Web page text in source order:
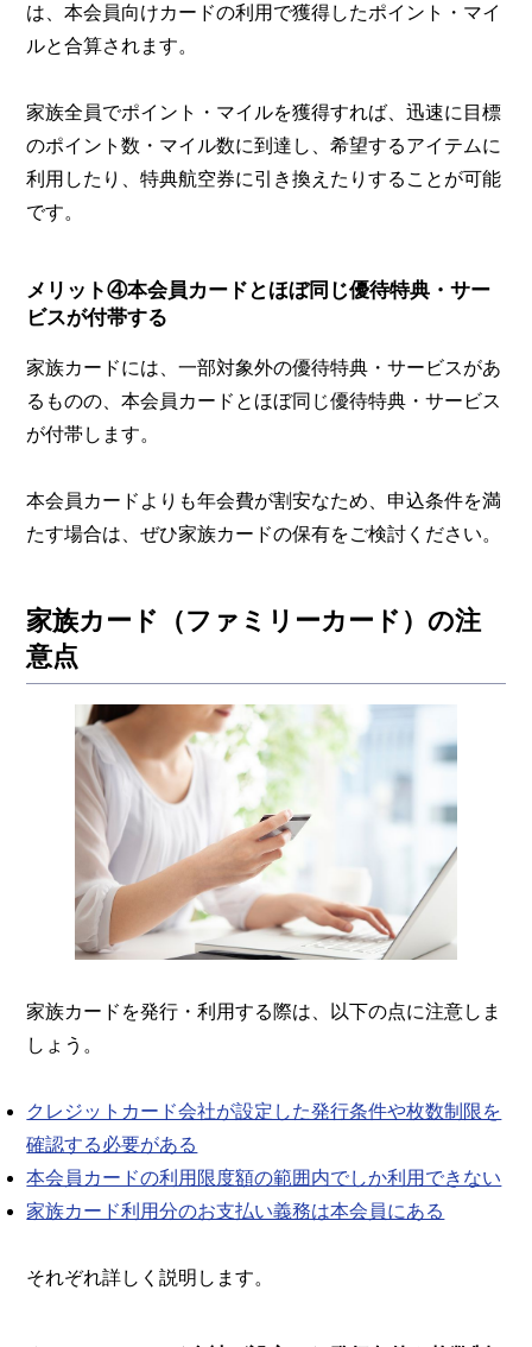
は、本会員向けカードの利用で獲得したポイント・マイ
ルと合算されます。
家族全員でポイント・マイルを獲得すれば、迅速に目標
のポイント数・マイル数に到達し、希望するアイテムに
利用したり、特典航空券に引き換えたりすることが可能
です。
メリット④本会員カードとほぼ同じ優待特典・サー
ビスが付帯する
家族カードには、一部対象外の優待特典・サービスがあ
るものの、本会員カードとほぼ同じ優待特典・サービス
が付帯します。
本会員カードよりも年会費が割安なため、申込条件を満
たす場合は、ぜひ家族カードの保有をご検討ください。
家族カード（ファミリーカード）の注
意点
家族カードを発行・利用する際は、以下の点に注意しま
しょう。
クレジットカード会社が設定した発行条件や枚数制限を
確認する必要がある
本会員カードの利用限度額の範囲内でしか利用できない
家族カード利用分のお支払い義務は本会員にある
それぞれ詳しく説明します。